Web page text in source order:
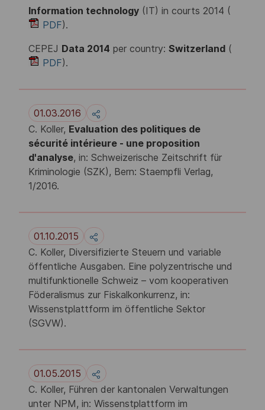
Information technology (IT) in courts 2014 (
PDF).
CEPEJ Data 2014 per country: Switzerland (
PDF).
01.03.2016
C. Koller, Evaluation des politiques de
sécurité intérieure - une proposition
d'analyse, in: Schweizerische Zeitschrift für
Kriminologie (SZK), Bern: Staempfli Verlag,
1/2016.
01.10.2015
C. Koller, Diversifizierte Steuern und variable
öffentliche Ausgaben. Eine polyzentrische und
multifunktionelle Schweiz – vom kooperativen
Föderalismus zur Fiskalkonkurrenz, in:
Wissenstplattform im öffentliche Sektor
(SGVW).
01.05.2015
C. Koller, Führen der kantonalen Verwaltungen
unter NPM, in: Wissenstplattform im